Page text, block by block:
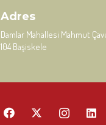
Adres
Damlar Mahallesi Mahmut
104 Başiskele